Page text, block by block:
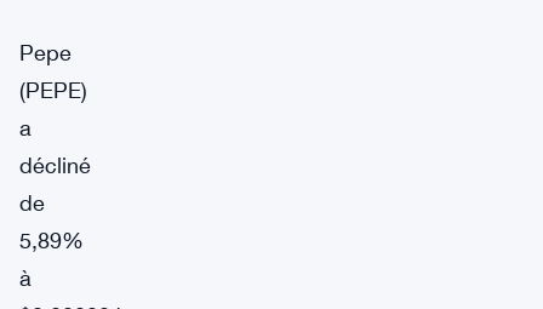
Pepe
(PEPE)
a
décliné
de
5,89%
à